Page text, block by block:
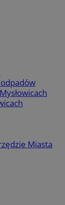
Miasta